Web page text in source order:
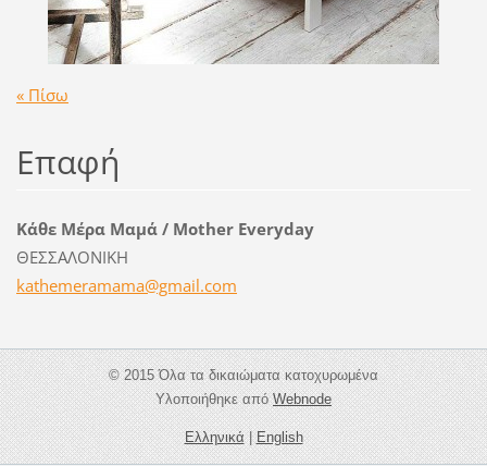
« Πίσω
Επαφή
Κάθε Μέρα Μαμά / Mother Everyday
ΘΕΣΣΑΛΟΝΙΚΗ
kathemeramama@gmail.com
© 2015 Όλα τα δικαιώματα κατοχυρωμένα
Υλοποιήθηκε απόWebnode
Ελληνικά|English